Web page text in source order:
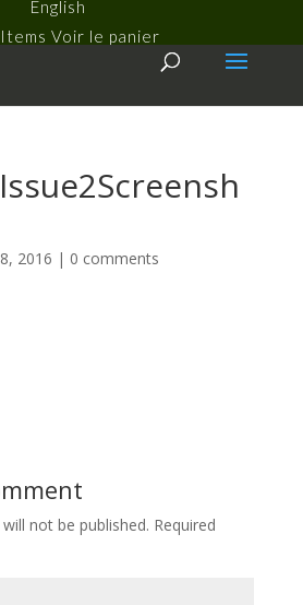
English
2016 | 0 comments
not be published. Required